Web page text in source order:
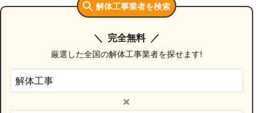
解体工事業者を検索
完全無料
厳選した全国の解体工事業者を探せます!
×